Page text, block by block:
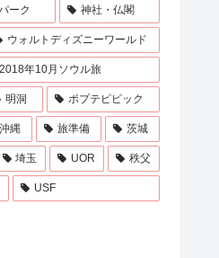
ーク 神社・仏閣
ウォルトディズニーワールド
2018年10月ソウル旅
明洞 ポプテピピック
沖縄 旅準備 茨城
埼玉 UOR 秩父
USF